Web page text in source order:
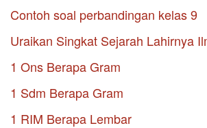
Contoh soal perbandingan kelas 9
Uraikan Singkat Sejarah Lahirnya
1 Ons Berapa Gram
1 Sdm Berapa Gram
1 RIM Berapa Lembar